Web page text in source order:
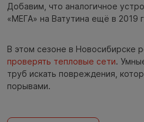
Добавим, что аналогичное
«МЕГА» на Ватутина ещё в 2019
В этом сезоне в Новосибирске
проверять тепловые сети.
труб искать повреждения,
порывами.